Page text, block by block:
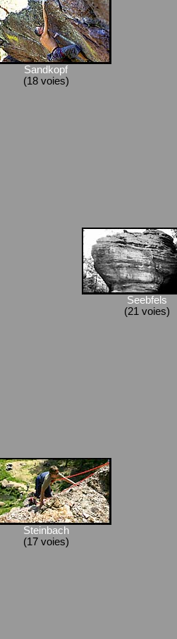
Sandkopf
(18 voies)
Seebfels
(21 voies)
Steinbach
(17 voies)